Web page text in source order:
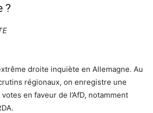
?
droite inquiète en Allemagne. Au
régionaux, on enregistre une
en faveur de l’AfD, notamment